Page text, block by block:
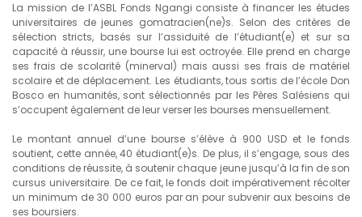
La mission de l’ASBL Fonds Ngangi consiste à financer les études
universitaires de jeunes gomatracien(ne)s. Selon des critères de
sélection stricts, basés sur l’assiduité de l’étudiant(e) et sur sa
capacité à réussir, une bourse lui est octroyée. Elle prend en charge
ses frais de scolarité (minerval) mais aussi ses frais de matériel
scolaire et de déplacement. Les étudiants, tous sortis de l’école Don
Bosco en humanités, sont sélectionnés par les Pères Salésiens qui
s’occupent également de leur verser les bourses mensuellement.
Le montant annuel d’une bourse s’élève à 900 USD et le fonds
soutient, cette année, 40 étudiant(e)s. De plus, il s’engage, sous des
conditions de réussite, à soutenir chaque jeune jusqu’à la fin de son
cursus universitaire. De ce fait, le fonds doit impérativement récolter
un minimum de 30 000 euros par an pour subvenir aux besoins de
ses boursiers.